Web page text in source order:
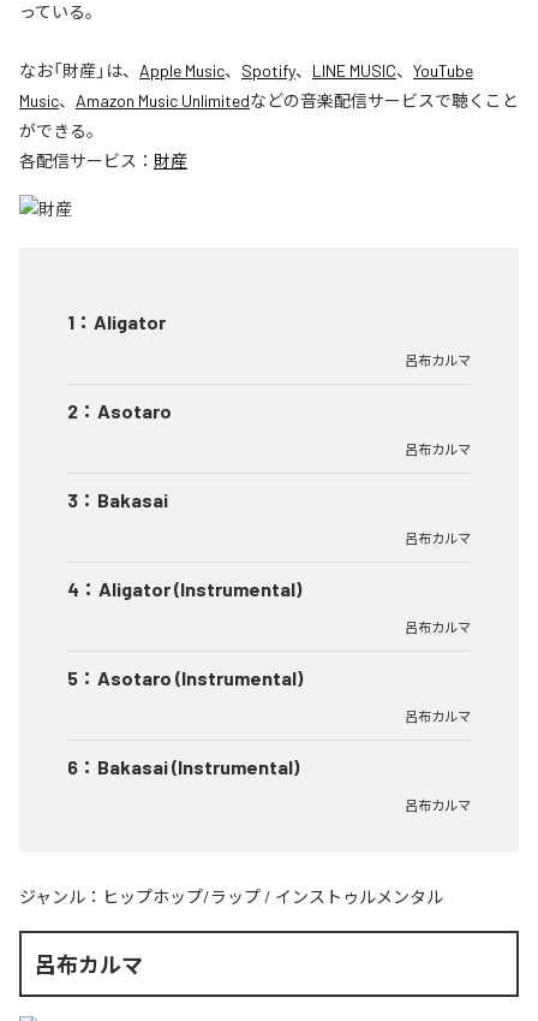
っている。
なお「財産」は、 Apple Music、 Spotify、 LINE MUSIC、 YouTube
Music、 Amazon Music Unlimitedなどの音楽配信サービスで聴くこと
ができる。
各配信サービス： 財産
1 ： Aligator
呂布カルマ
2 ： Asotaro
呂布カルマ
3 ： Bakasai
呂布カルマ
4 ： Aligator (Instrumental)
呂布カルマ
5 ： Asotaro (Instrumental)
呂布カルマ
6 ： Bakasai (Instrumental)
呂布カルマ
ジャンル： ヒップホップ/ラップ / インストゥルメンタル
呂布カルマ